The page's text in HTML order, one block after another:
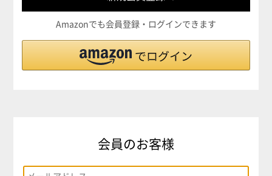
Amazonでも会員登録・ログインできます
会員のお客様